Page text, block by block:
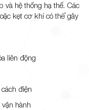
và hệ thống hạ thế. Các
kẹt cơ khí có thể gây
liên động
điện
hành